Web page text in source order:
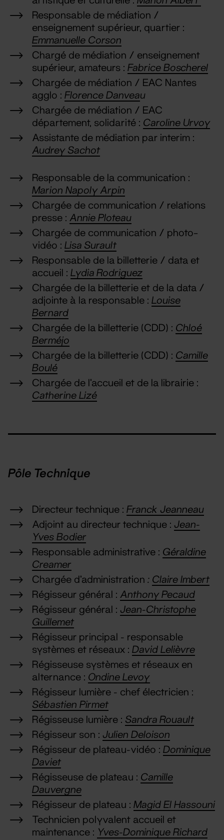
Responsable de médiation /
enseignement supérieur, quartier :
Emmanuelle Corson
Chargé de médiation / enseignement
supérieur, amateurs : Fabrice Boscherel
Chargée de médiation / EAC Nantes
agglo : Florence Danveau
Chargée de médiation / EAC
département, solidarité : Caroline Urvoy
Assistante de médiation par interim :
Audrey Sachot
Responsable de la communication :
Marion Napoly Arpin
Chargée de communication / relations
presse : Annie Ploteau
Chargée de communication / photo–
vidéo : Lisa Surault
Responsable de la billetterie / data et
accueil : Lydia Rodriguez
Chargée de la billetterie et de la data /
adjointe à la responsable : Louise
Bernard
Chargée de la billetterie (CDD) : Chloé
Berméjo
Chargée de la billetterie (CDD) : Camille
Boulé
Chargée de l’accueil et de la librairie :
Catherine Lizé
Pôle Technique
Directeur technique : Franck Jeanneau
Adjoint au directeur technique : Jean-
Yves Bodier
Responsable administrative : Géraldine
Creamer
Chargée d'administration : Claire Imbert
Régisseur général : Anthony Pecaud
Régisseur général : Jean-Christophe
Guillemet
Régisseur principal - responsable
systèmes et réseaux : David Lelièvre
Régisseuse systèmes et réseaux en
alternance : Ondine Levoy
Régisseur lumière - chef électricien :
Sébastien Pirmet
Régisseuse lumière : Sandra Rouault
Régisseur son : Julien Deloison
Régisseur de plateau-vidéo : Dominique
Daviet
Régisseuse de plateau : Camille
Dauvergne
Régisseur de plateau : Magid El Hassouni
Technicien polyvalent accueil et
maintenance : Yves-Dominique Richard